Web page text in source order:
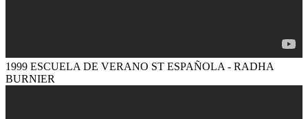
1999 ESCUELA DE VERANO ST ESPAÑOLA - RADHA
BURNIER